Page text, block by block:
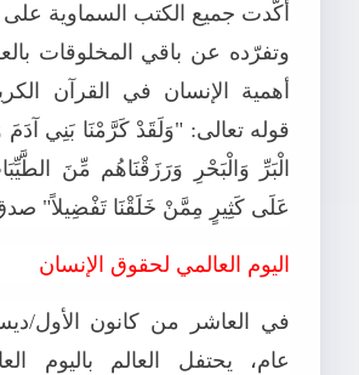
أكّدت جميع الكتب السماوية على
وتفرّده عن باقي المخلوقات
أهمية الإنسان في القرآن
قوله تعالى: "وَلَقَدْ كَرَّمْنَا بَنِي
الْبَرِّ وَالْبَحْرِ وَرَزَقْنَاهُم مِّنَ
عَلَى كَثِيرٍ مِمَّنْ خَلَقْنَا تَفْضِيلاً"
اليوم العالمي لحقوق الإنسان
في العاشر من كانون الأول/
عام، يحتفل العالم باليوم